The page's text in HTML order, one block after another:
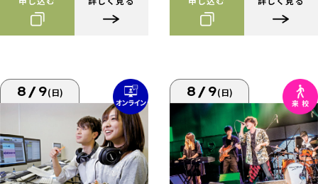
8/9(日) 8/9(日)